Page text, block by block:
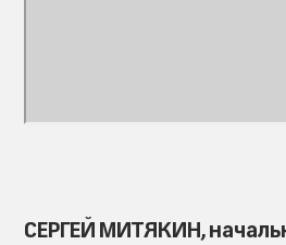
СЕРГЕЙ МИТЯКИН,